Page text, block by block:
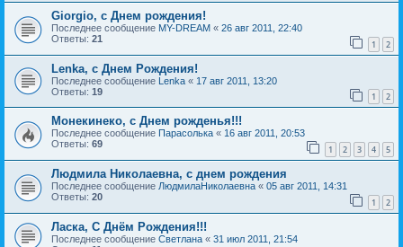
Giorgio, с Днем рождения!
Последнее сообщение MY-DREAM « 26 авг 2011, 22:40
Ответы: 21 1 2
Lenka, с Днем Рождения!
Последнее сообщение Lenka « 17 авг 2011, 13:20
Ответы: 19 1 2
Монекинеко, с Днем рожденья!!!
Последнее сообщение Парасолька « 16 авг 2011, 20:53
Ответы: 69 1 2 3 4 5
Людмила Николаевна, с днем рождения
Последнее сообщение ЛюдмилаНиколаевна « 05 авг 2011, 14:31
Ответы: 20 1 2
Ласка, С Днём Рождения!!!
Последнее сообщение Светлана « 31 июл 2011, 21:54